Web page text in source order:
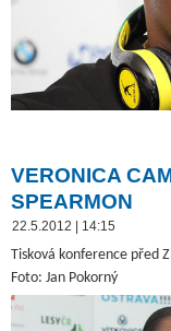
VERONICA
SPEARMON
22.5.2012 | 14:15
Tisková konference před
Foto: Jan Pokorný